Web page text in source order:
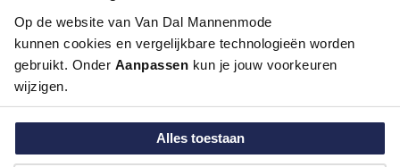
Op de website van Van Dal Mannenmode
kunnen cookies en vergelijkbare technologieën worden
gebruikt. Onder Aanpassen kun je jouw voorkeuren
wijzigen.
Alles toestaan
Aanmelden
Neem contact op